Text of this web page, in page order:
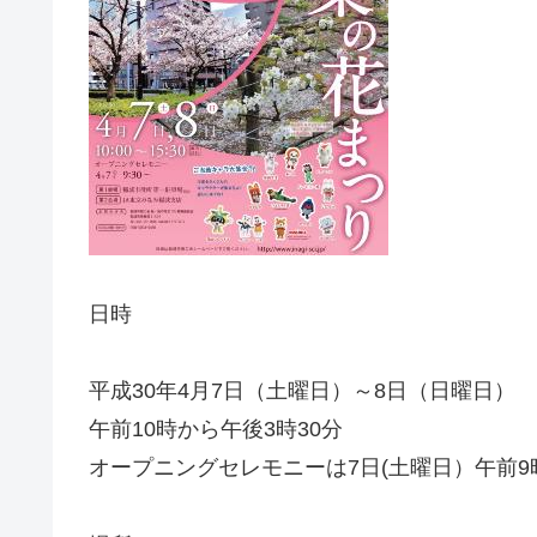
日時
平成30年4月7日（土曜日）～8日（日曜日）
午前10時から午後3時30分
オープニングセレモニーは7日(土曜日）午前